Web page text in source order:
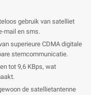
gebruik van satelliet
mail en sms.
superieure CDMA digitale
stemcommunicatie.
tot 9,6 KBps, wat
de satellietantenne